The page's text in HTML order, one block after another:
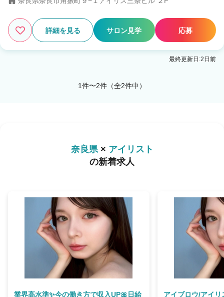
詳細を見る サロン見学 応募
最終更新日:2日前
1件〜2件（全2件中）
奈良県× アイリスト
の新着求人
業界高水準✨今の働き方で収入UP🎀日給 アイブロウ/アイ